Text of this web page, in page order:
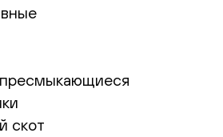
скот